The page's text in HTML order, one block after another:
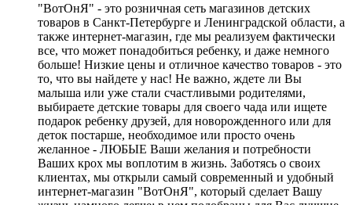
"ВотОнЯ" - это розничная сеть магазинов детских
товаров в Санкт-Петербурге и Ленинградской области, а
также интернет-магазин, где мы реализуем фактически
все, что может понадобиться ребенку, и даже немного
больше! Низкие цены и отличное качество товаров - это
то, что вы найдете у нас! Не важно, ждете ли Вы
малыша или уже стали счастливыми родителями,
выбираете детские товары для своего чада или ищете
подарок ребенку друзей, для новорожденного или для
деток постарше, необходимое или просто очень
желанное - ЛЮБЫЕ Ваши желания и потребности
Ваших крох мы воплотим в жизнь. Заботясь о своих
клиентах, мы открыли самый современный и удобный
интернет-магазин "ВотОнЯ", который сделает Вашу